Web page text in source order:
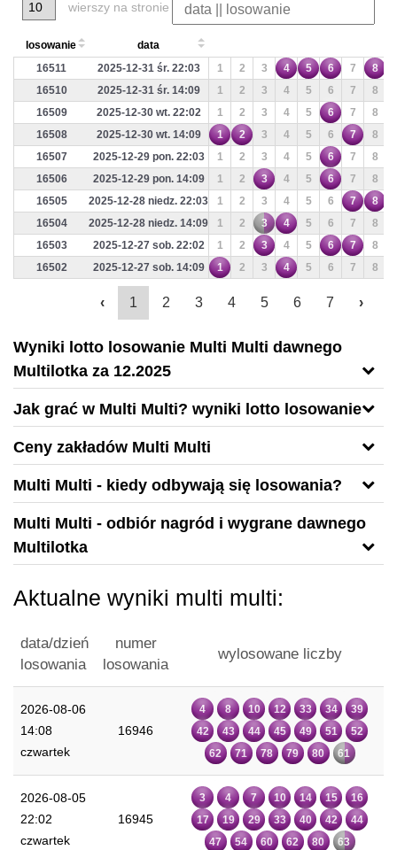
wierszy na stronie
losowanie
data
16511
2025-12-31 śr. 22:03 1 2 3 4 5 6 7 8
16510
2025-12-31 śr. 14:09 1 2 3 4 5 6 7 8
16509
2025-12-30 wt. 22:02 1 2 3 4 5 6 7 8
16508
2025-12-30 wt. 14:09 1 2 3 4 5 6 7 8
16507
2025-12-29 pon. 22:03 1 2 3 4 5 6 7 8
16506
2025-12-29 pon. 14:09 1 2 3 4 5 6 7 8
16505
2025-12-28 niedz. 22:03 1 2 3 4 5 6 7 8
16504
2025-12-28 niedz. 14:09 1 2 3 4 5 6 7 8
16503
2025-12-27 sob. 22:02 1 2 3 4 5 6 7 8
16502
2025-12-27 sob. 14:09 1 2 3 4 5 6 7 8
‹ 1 2 3 4 5 6 7 ›
Wyniki lotto losowanie Multi Multi dawnego
Multilotka za 12.2025
Jak grać w Multi Multi? wyniki lotto losowanie
Ceny zakładów Multi Multi
Multi Multi - kiedy odbywają się losowania?
Multi Multi - odbiór nagród i wygrane dawnego
Multilotka
Aktualne wyniki multi multi:
data/dzień
losowania
numer
losowania
wylosowane liczby
2026-08-06
14:08
czwartek
16946
4 8 10 12 33 34
39
42
43 44 45 49 51
52
62
71 78 79 80 61
2026-08-05
22:02
czwartek
16945
3 4 7 10 14 15
16
17
19 29 33 40 42
44
47
54 60 62 80 63